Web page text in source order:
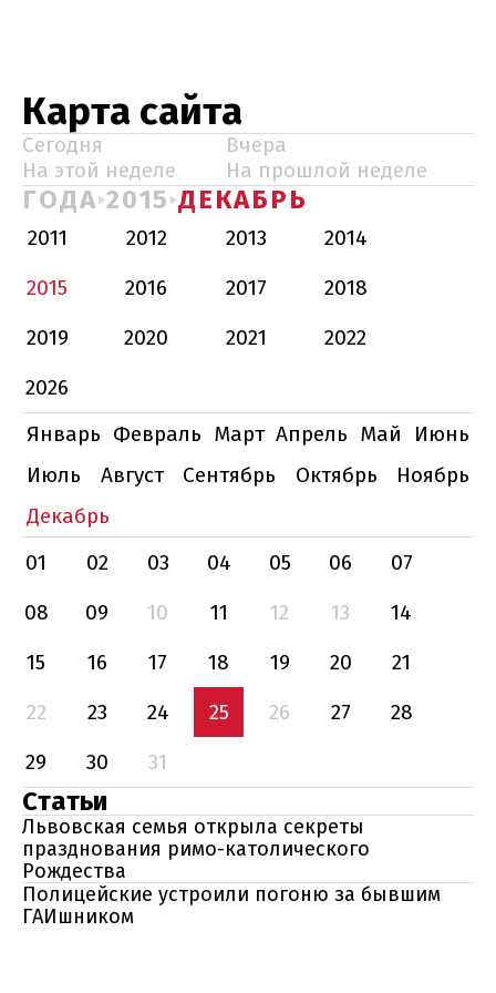
Карта сайта
Сегодня
Вчера
На этой неделе
На прошлой неделе
ГОДА 2015 ДЕКАБРЬ
2011 2012 2013
2014
2015
2016 2017
2018
2019
2020 2021
2022
2026
Январь Февраль Март Апрель Май
Июнь
Июль
Август Сентябрь Октябрь
Ноябрь
Декабрь
01
02 03 04 05 06
07
08
09 10 11 12 13
14
15
16 17 18 19 20
21
22
23 24 25 26 27
28
29
30 31
Статьи
Львовская семья открыла секреты
празднования римо-католического
Рождества
Полицейские устроили погоню за бывшим
ГАИшником